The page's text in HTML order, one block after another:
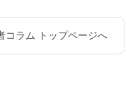
コラム トップページへ